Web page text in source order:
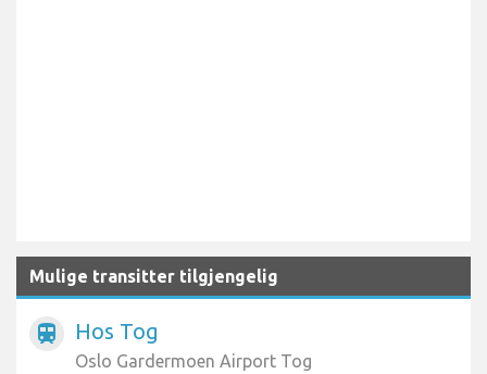
Mulige transitter tilgjengelig
train Hos Tog
Oslo Gardermoen Airport Tog